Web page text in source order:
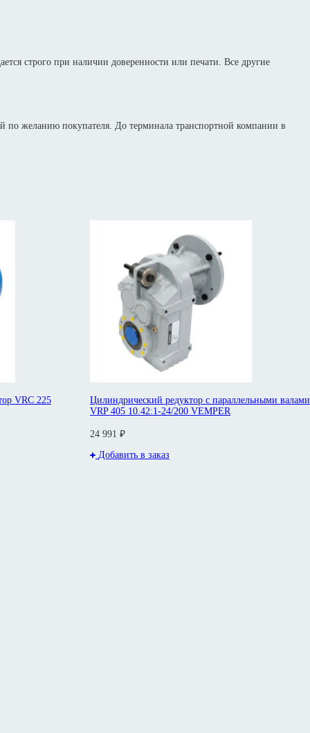
строго при наличии доверенности или печати. Все другие
по желанию покупателя. До терминала транспортной компании в
VRC 225
Цилиндрический редуктор с параллельными валами
VRP 405 10.42:1-24/200 VEMPER
24 991 ₽
Добавить в заказ